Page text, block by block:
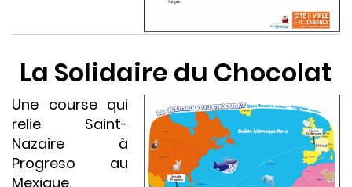
La Solidaire du Chocolat
Une course qui
relie Saint-
Nazaire à
Progreso au
Mexique.